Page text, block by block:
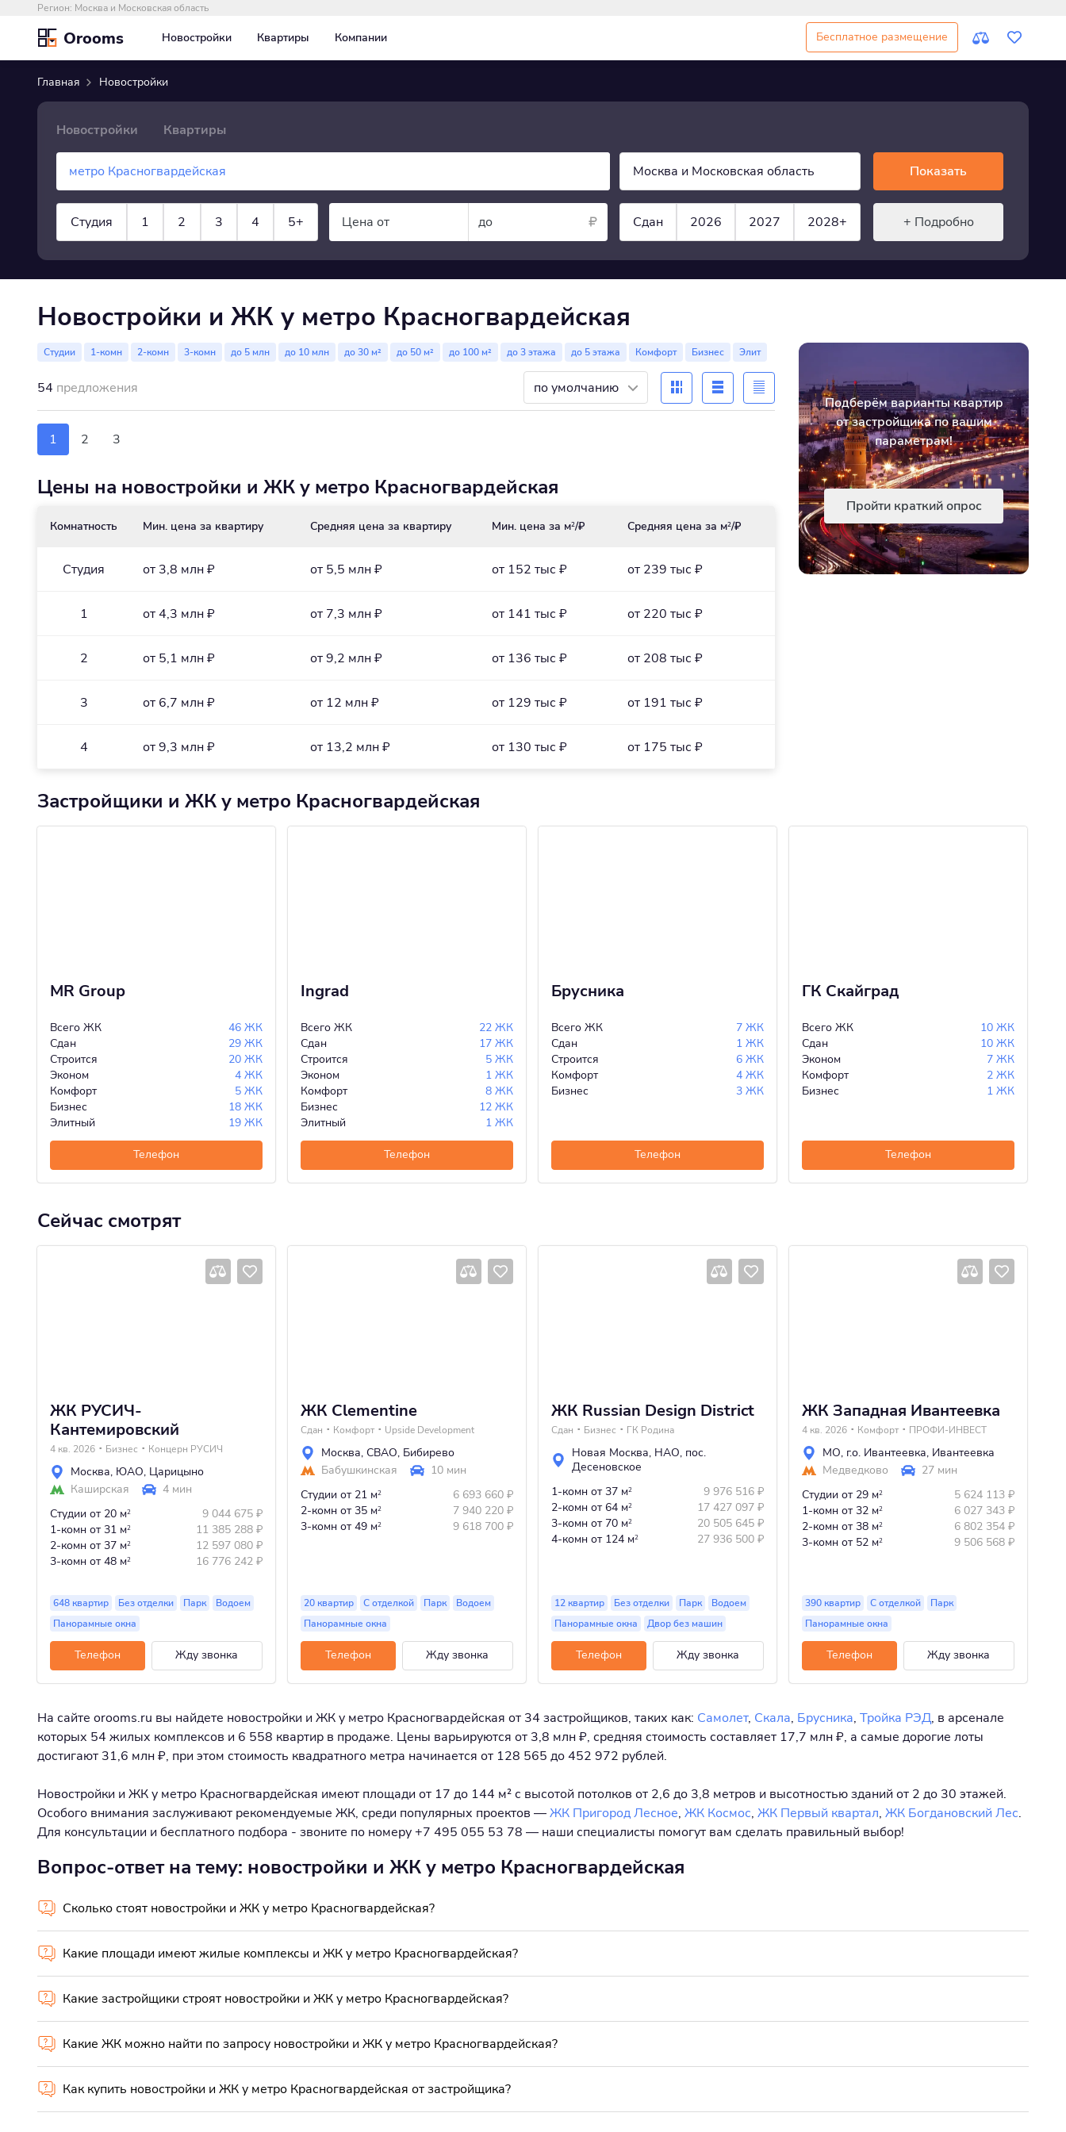
Регион: Москва и Московская область
Orooms Новостройки Квартиры Компании Бесплатное размещение
Главная Новостройки
Новостройки Квартиры
Москва и Московская область
Студия 1 2 3 4 5+ Цена от до Сдан 2026 2027 2028+
Показать
+ Подробно
Новостройки и ЖК у метро Красногвардейская
Студии 1-комн 2-комн 3-комн до 5 млн до 10 млн до 30 м² до 50 м² до 100 м² до 3 этажа до 5 этажа Комфорт Бизнес Элит
54 предложения по умолчанию
1 2 3
Цены на новостройки и ЖК у метро Красногвардейская
Комнатность Мин. цена за квартиру Средняя цена за квартиру Мин. цена за м2/₽ Средняя цена за м2/₽
Студия от 3,8 млн ₽ от 5,5 млн ₽ от 152 тыс ₽ от 239 тыс ₽
1 от 4,3 млн ₽ от 7,3 млн ₽ от 141 тыс ₽ от 220 тыс ₽
2 от 5,1 млн ₽ от 9,2 млн ₽ от 136 тыс ₽ от 208 тыс ₽
3 от 6,7 млн ₽ от 12 млн ₽ от 129 тыс ₽ от 191 тыс ₽
4 от 9,3 млн ₽ от 13,2 млн ₽ от 130 тыс ₽ от 175 тыс ₽
Подберём варианты квартир
от застройщика по вашим
параметрам!
Пройти краткий опрос
Застройщики и ЖК у метро Красногвардейская
MR Group
Всего ЖК
46 ЖК
Сдан
29 ЖК
Строится
20 ЖК
Эконом
4 ЖК
Комфорт
5 ЖК
Бизнес
18 ЖК
Элитный
19 ЖК
Телефон
Ingrad
Всего ЖК
22 ЖК
Сдан
17 ЖК
Строится
5 ЖК
Эконом
1 ЖК
Комфорт
8 ЖК
Бизнес
12 ЖК
Элитный
1 ЖК
Телефон
Брусника
Всего ЖК
7 ЖК
Сдан
1 ЖК
Строится
6 ЖК
Комфорт
4 ЖК
Бизнес
3 ЖК
Телефон
ГК Скайград
Всего ЖК
10 ЖК
Сдан
10 ЖК
Эконом
7 ЖК
Комфорт
2 ЖК
Бизнес
1 ЖК
Телефон
Сейчас смотрят
ЖК РУСИЧ-
Кантемировский
4 кв. 2026 Бизнес Концерн РУСИЧ
Москва, ЮАО, Царицыно
Каширская
4 мин
Студии от 20 м2 9 044 675 ₽
1-комн от 31 м2 11 385 288 ₽
2-комн от 37 м2 12 597 080 ₽
3-комн от 48 м2 16 776 242 ₽
648 квартир Без отделки Парк
Водоем
Панорамные окна
Телефон Жду звонка
ЖК Clementine
Сдан Комфорт Upside Development
Москва, СВАО, Бибирево
Бабушкинская
10 мин
Студии от 21 м2 6 693 660 ₽
2-комн от 35 м2 7 940 220 ₽
3-комн от 49 м2 9 618 700 ₽
20 квартир С отделкой Парк
Водоем
Панорамные окна
Телефон Жду звонка
ЖК Russian Design District
Сдан Бизнес ГК Родина
Новая Москва, НАО, пос.
Десеновское
1-комн от 37 м2 9 976 516 ₽
2-комн от 64 м2 17 427 097 ₽
3-комн от 70 м2 20 505 645 ₽
4-комн от 124 м2 27 936 500 ₽
12 квартир Без отделки Парк
Водоем
Панорамные окна
Двор без машин
Телефон Жду звонка
ЖК Западная Ивантеевка
4 кв. 2026 Комфорт ПРОФИ-ИНВЕСТ
МО, г.о. Ивантеевка, Ивантеевка
Медведково
27 мин
Студии от 29 м2 5 624 113 ₽
1-комн от 32 м2 6 027 343 ₽
2-комн от 38 м2 6 802 354 ₽
3-комн от 52 м2 9 506 568 ₽
390 квартир С отделкой
Парк
Панорамные окна
Телефон Жду звонка
На сайте orooms.ru вы найдете новостройки и ЖК у метро Красногвардейская от 34 застройщиков, таких как: Самолет, Скала, Брусника, Тройка РЭД, в арсенале
которых 54 жилых комплексов и 6 558 квартир в продаже. Цены варьируются от 3,8 млн ₽, средняя стоимость составляет 17,7 млн ₽, а самые дорогие лоты
достигают 31,6 млн ₽, при этом стоимость квадратного метра начинается от 128 565 до 452 972 рублей.
Новостройки и ЖК у метро Красногвардейская имеют площади от 17 до 144 м² с высотой потолков от 2,6 до 3,8 метров и высотностью зданий от 2 до 30 этажей.
Особого внимания заслуживают рекомендуемые ЖК, среди популярных проектов —ЖК Пригород Лесное, ЖК Космос, ЖК Первый квартал, ЖК Богдановский Лес.
Для консультации и бесплатного подбора - звоните по номеру +7 495 055 53 78 — наши специалисты помогут вам сделать правильный выбор!
Вопрос-ответ на тему: новостройки и ЖК у метро Красногвардейская
Сколько стоят новостройки и ЖК у метро Красногвардейская?
Какие площади имеют жилые комплексы и ЖК у метро Красногвардейская?
Какие застройщики строят новостройки и ЖК у метро Красногвардейская?
Какие ЖК можно найти по запросу новостройки и ЖК у метро Красногвардейская?
Как купить новостройки и ЖК у метро Красногвардейская от застройщика?